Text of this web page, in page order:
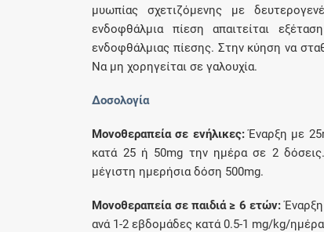
μυωπίας σχετιζόμενης με
ενδοφθάλμια πίεση απαιτείται
ενδοφθάλμιας πίεσης. Στην κύηση να
Nα μη χορηγείται σε γαλουχία.
Δοσολογία
Μονοθεραπεία σε ενήλικες:Έναρξη με
κατά 25 ή 50mg την ημέρα σε 2
μέγιστη ημερήσια δόση 500mg.
Μονοθεραπεία σε παιδιά ≥ 6 ετών:
ανά 1-2 εβδομάδες κατά 0.5-1 mg/kg/